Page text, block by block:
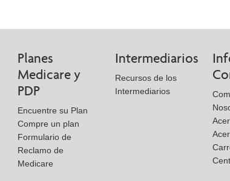
Planes
Medicare y
PDP
Encuentre su Plan
Compre un plan
Formulario de
Reclamo de
Medicare
Intermediarios
Recursos de los
Intermediarios